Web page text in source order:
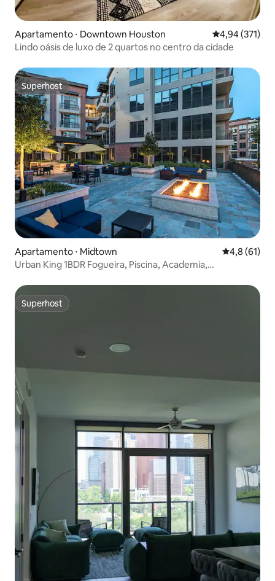
Apartamento ⋅ Downtown Houston 4,94 de uma
4,94 (371)
Lindo oásis de luxo de 2 quartos no centro da cidade
Superhost
Superhost
Apartamento ⋅ Midtown 4,8 de uma
4,8 (61)
Urban King 1BDR Fogueira, Piscina, Academia,
Superhost
Superhost